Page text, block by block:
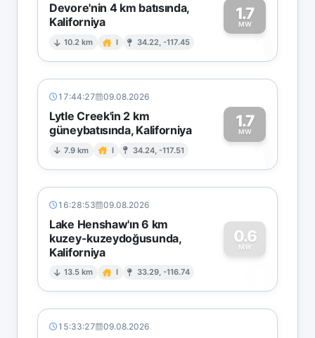
Devore'nin 4 km batısında,
Kaliforniya
10.2 km I 34.22, -117.45
1.7
MW1
17:44:27 09.08.2026
Lytle Creek'in 2 km
güneybatısında, Kaliforniya
7.9 km I 34.24, -117.51
1.7
MW1
16:28:53 09.08.2026
Lake Henshaw'ın 6 km
kuzey-kuzeydoğusunda,
Kaliforniya
13.5 km I 33.29, -116.74
0.6
MW
0
15:33:27 09.08.2026